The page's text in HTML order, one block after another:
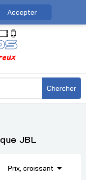
Chercher
JBL
Prix, croissant 
Accepter